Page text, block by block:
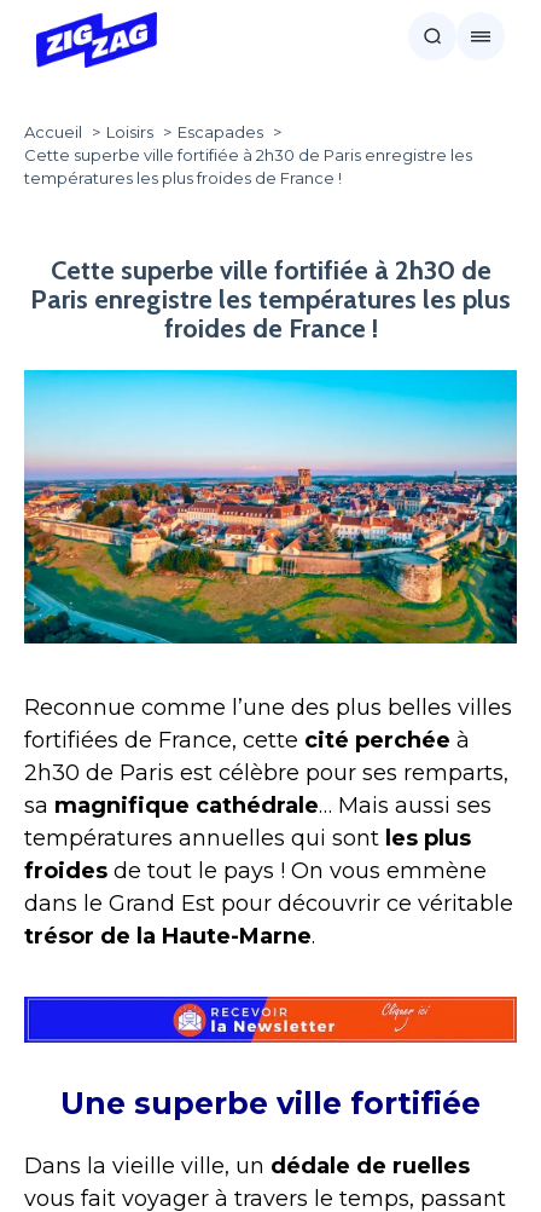
Accueil Loisirs
Escapades
Cette superbe ville fortifiée à 2h30 de Paris enregistre les
températures les plus froides de France !
Cette superbe ville fortifiée à 2h30 de
Paris enregistre les températures les plus
froides de France !
Reconnue comme l’une des plus belles villes
fortifiées de France, cette cité perchée à
2h30 de Paris est célèbre pour ses remparts,
sa magnifique cathédrale… Mais aussi ses
températures annuelles qui sont les plus
froides de tout le pays ! On vous emmène
dans le Grand Est pour découvrir ce véritable
trésor de la Haute-Marne.
Une superbe ville fortifiée
Dans la vieille ville, un dédale de ruelles
vous fait voyager à travers le temps, passant